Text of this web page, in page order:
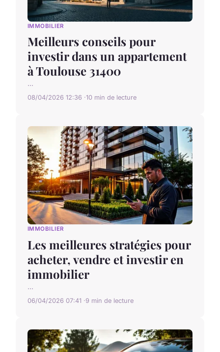
IMMOBILIER
Meilleurs conseils pour
investir dans un appartement
à Toulouse 31400
...
08/04/2026 12:36 10 min de lecture
IMMOBILIER
Les meilleures stratégies pour
acheter, vendre et investir en
immobilier
...
06/04/2026 07:41 9 min de lecture